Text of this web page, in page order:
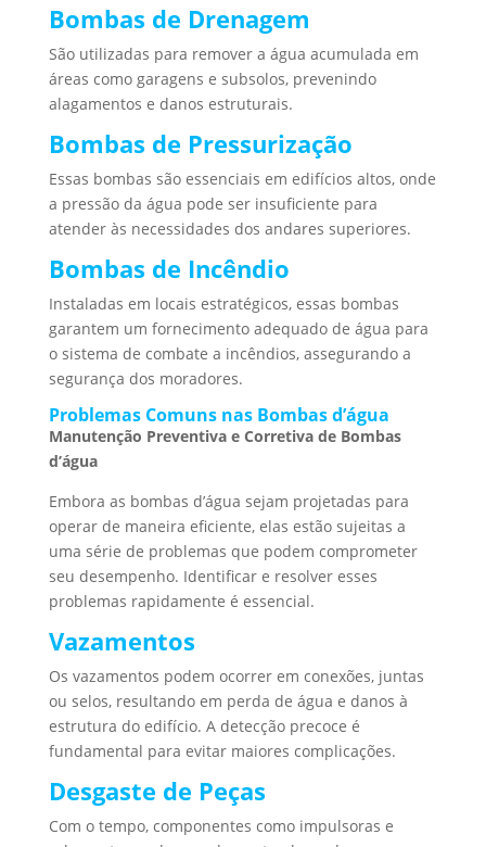
Bombas de Drenagem
São utilizadas para remover a água acumulada em
áreas como garagens e subsolos, prevenindo
alagamentos e danos estruturais.
Bombas de Pressurização
Essas bombas são essenciais em edifícios altos, onde
a pressão da água pode ser insuficiente para
atender às necessidades dos andares superiores.
Bombas de Incêndio
Instaladas em locais estratégicos, essas bombas
garantem um fornecimento adequado de água para
o sistema de combate a incêndios, assegurando a
segurança dos moradores.
Problemas Comuns nas Bombas d’água
Manutenção Preventiva e Corretiva de Bombas
d’água
Embora as bombas d’água sejam projetadas para
operar de maneira eficiente, elas estão sujeitas a
uma série de problemas que podem comprometer
seu desempenho. Identificar e resolver esses
problemas rapidamente é essencial.
Vazamentos
Os vazamentos podem ocorrer em conexões, juntas
ou selos, resultando em perda de água e danos à
estrutura do edifício. A detecção precoce é
fundamental para evitar maiores complicações.
Desgaste de Peças
Com o tempo, componentes como impulsoras e